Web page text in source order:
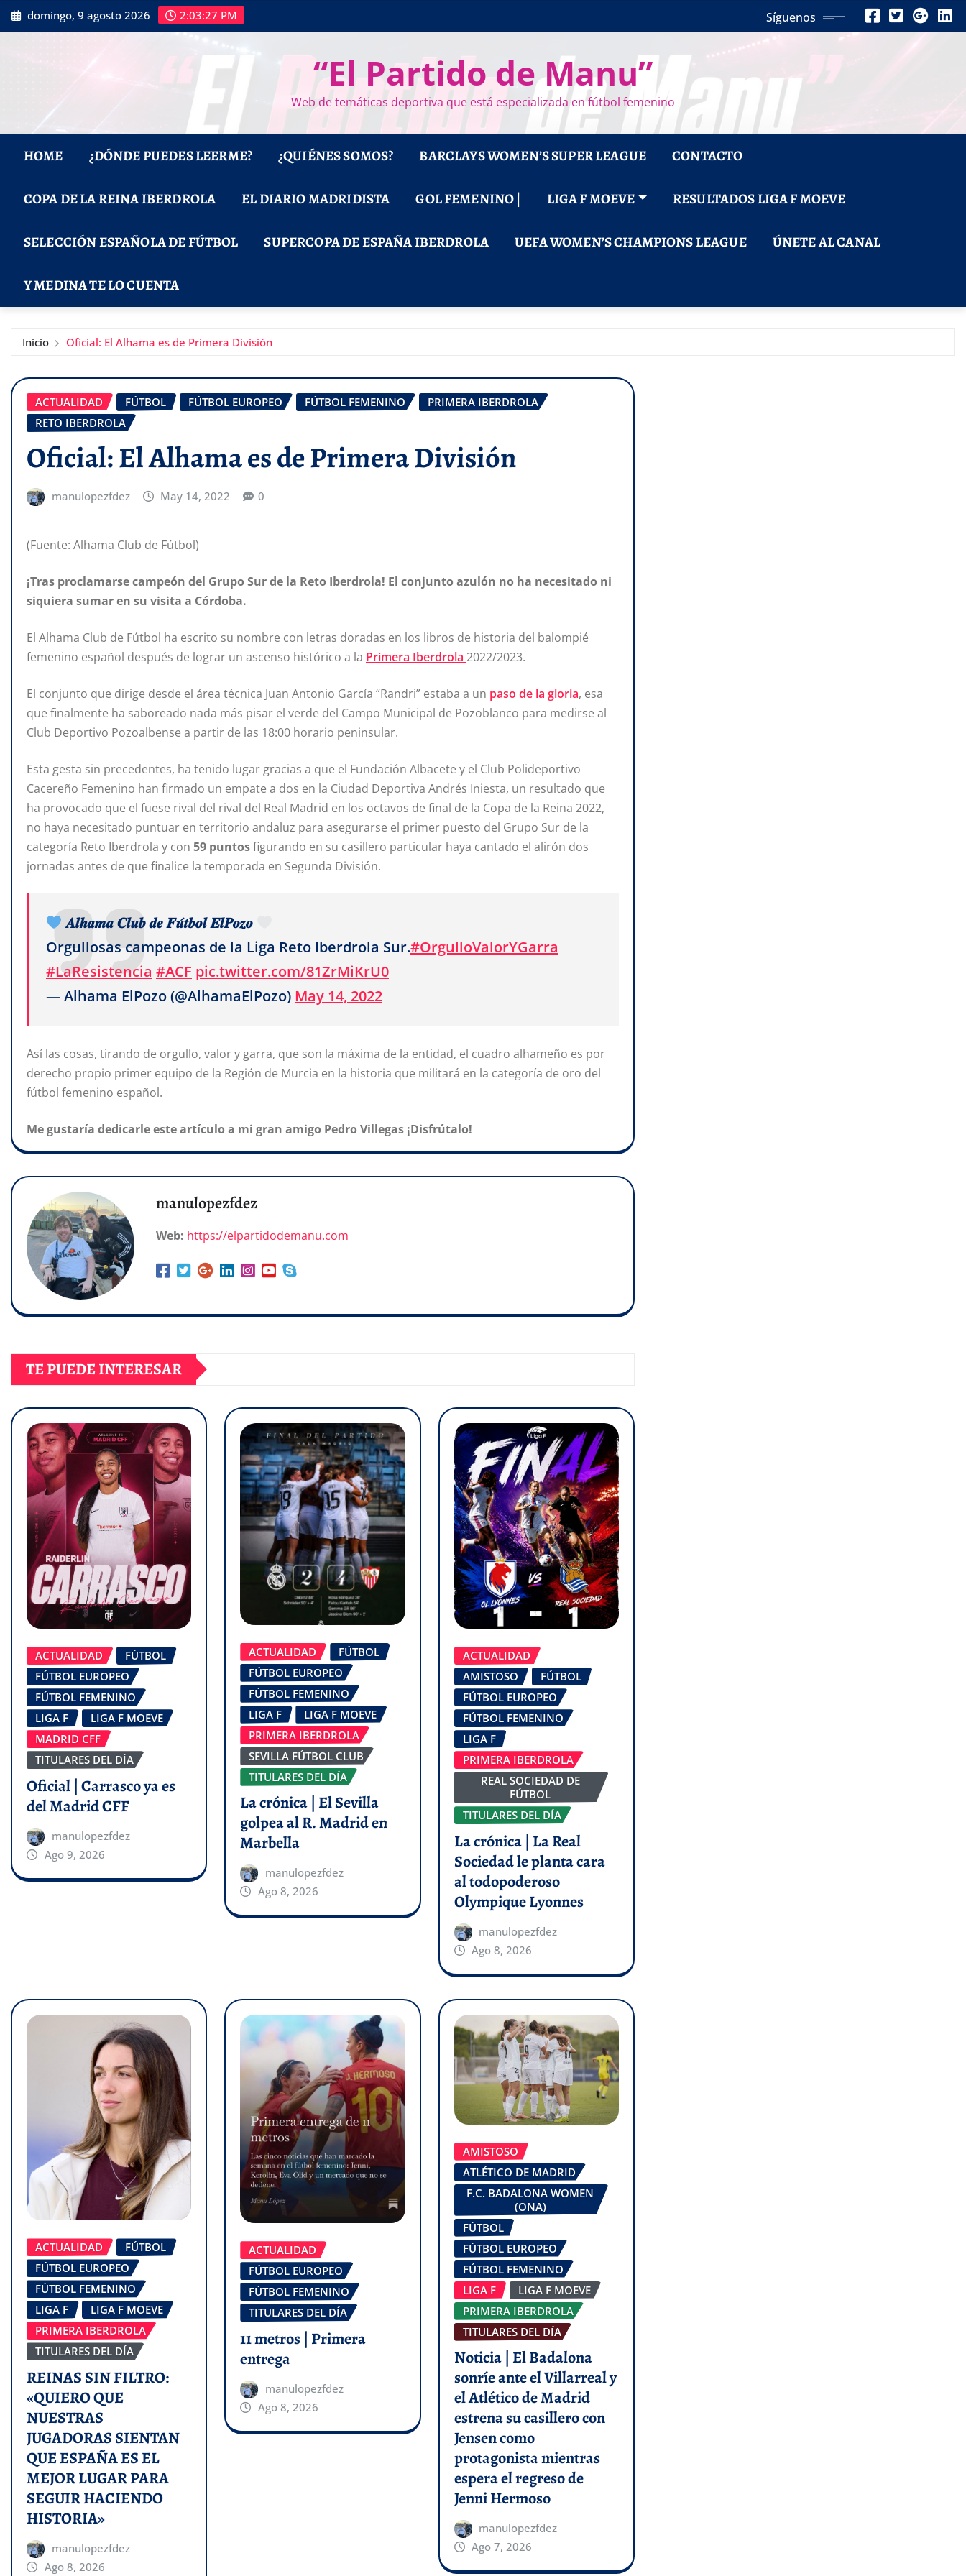
Saltar
al
domingo, 9 agosto 2026 2:03:28 PM Síguenos
“El Partido de Manu”
Web de temáticas deportiva que está especializada en fútbol femenino
HOME ¿DÓNDE PUEDES LEERME? ¿QUIÉNES SOMOS? BARCLAYS WOMEN’S SUPER LEAGUE CONTACTO
COPA DE LA REINA IBERDROLA EL DIARIO MADRIDISTA GOL FEMENINO | LIGA F MOEVE RESULTADOS LIGA F MOEVE
SELECCIÓN ESPAÑOLA DE FÚTBOL SUPERCOPA DE ESPAÑA IBERDROLA UEFA WOMEN’S CHAMPIONS LEAGUE ÚNETE AL CANAL
Y MEDINA TE LO CUENTA
Inicio Oficial: El Alhama es de Primera División
ACTUALIDAD FÚTBOL FÚTBOL EUROPEO FÚTBOL FEMENINO
PRIMERA IBERDROLA
RETO IBERDROLA
Oficial: El Alhama es de Primera División
manulopezfdez May 14, 2022 0
(Fuente: Alhama Club de Fútbol)
¡Tras proclamarse campeón del Grupo Sur de la Reto Iberdrola! El conjunto azulón no ha necesitado ni
siquiera sumar en su visita a Córdoba.
El Alhama Club de Fútbol ha escrito su nombre con letras doradas en los libros de historia del balompié
femenino español después de lograr un ascenso histórico a la Primera Iberdrola 2022/2023.
El conjunto que dirige desde el área técnica Juan Antonio García “Randri” estaba a un paso de la gloria, esa
que finalmente ha saboreado nada más pisar el verde del Campo Municipal de Pozoblanco para medirse al
Club Deportivo Pozoalbense a partir de las 18:00 horario peninsular.
Esta gesta sin precedentes, ha tenido lugar gracias a que el Fundación Albacete y el Club Polideportivo
Cacereño Femenino han firmado un empate a dos en la Ciudad Deportiva Andrés Iniesta, un resultado que
ha provocado que el fuese rival del rival del Real Madrid en los octavos de final de la Copa de la Reina 2022,
no haya necesitado puntuar en territorio andaluz para asegurarse el primer puesto del Grupo Sur de la
categoría Reto Iberdrola y con 59 puntosfigurando en su casillero particular haya cantado el alirón dos
jornadas antes de que finalice la temporada en Segunda División.
𝑨𝒍𝒉𝒂𝒎𝒂 𝑪𝒍𝒖𝒃 𝒅𝒆 𝑭𝒖́𝒕𝒃𝒐𝒍 𝑬𝒍𝑷𝒐𝒛𝒐
Orgullosas campeonas de la Liga Reto Iberdrola Sur.#OrgulloValorYGarra
#LaResistencia #ACF pic.twitter.com/81ZrMiKrU0
— Alhama ElPozo (@AlhamaElPozo) May 14, 2022
Así las cosas, tirando de orgullo, valor y garra, que son la máxima de la entidad, el cuadro alhameño es por
derecho propio primer equipo de la Región de Murcia en la historia que militará en la categoría de oro del
fútbol femenino español.
Me gustaría dedicarle este artículo a mi gran amigo Pedro Villegas ¡Disfrútalo!
manulopezfdez
Web: https://elpartidodemanu.com
TE PUEDE INTERESAR
ACTUALIDAD
FÚTBOL
FÚTBOL EUROPEO
FÚTBOL FEMENINO
LIGA F
LIGA F MOEVE
MADRID CFF
TITULARES DEL DÍA
Oficial | Carrasco ya es
del Madrid CFF
manulopezfdez
Ago 9, 2026
ACTUALIDAD
FÚTBOL
FÚTBOL EUROPEO
FÚTBOL FEMENINO
LIGA F
LIGA F MOEVE
PRIMERA IBERDROLA
SEVILLA FÚTBOL CLUB
TITULARES DEL DÍA
La crónica | El Sevilla
golpea al R. Madrid en
Marbella
manulopezfdez
Ago 8, 2026
ACTUALIDAD
AMISTOSO
FÚTBOL
FÚTBOL EUROPEO
FÚTBOL FEMENINO
LIGA F
PRIMERA IBERDROLA
REAL SOCIEDAD DE
FÚTBOL
TITULARES DEL DÍA
La crónica | La Real
Sociedad le planta cara
al todopoderoso
Olympique Lyonnes
manulopezfdez
Ago 8, 2026
ACTUALIDAD
FÚTBOL
FÚTBOL EUROPEO
FÚTBOL FEMENINO
LIGA F
LIGA F MOEVE
PRIMERA IBERDROLA
TITULARES DEL DÍA
REINAS SIN FILTRO:
«QUIERO QUE
NUESTRAS
JUGADORAS SIENTAN
QUE ESPAÑA ES EL
MEJOR LUGAR PARA
SEGUIR HACIENDO
HISTORIA»
manulopezfdez
Ago 8, 2026
ACTUALIDAD
FÚTBOL EUROPEO
FÚTBOL FEMENINO
TITULARES DEL DÍA
11 metros | Primera
entrega
manulopezfdez
Ago 8, 2026
AMISTOSO
ATLÉTICO DE MADRID
F.C. BADALONA WOMEN
(ONA)
FÚTBOL
FÚTBOL EUROPEO
FÚTBOL FEMENINO
LIGA F
LIGA F MOEVE
PRIMERA IBERDROLA
TITULARES DEL DÍA
Noticia | El Badalona
sonríe ante el Villarreal y
el Atlético de Madrid
estrena su casillero con
Jensen como
protagonista mientras
espera el regreso de
Jenni Hermoso
manulopezfdez
Ago 7, 2026